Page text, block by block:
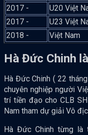
2017 - U20 Việt
2017 -
U23 Việt
2018 -
Việt Nam
Hà Đức Chinh
Hà Đức Chinh ( 22
chuyên nghiệp người
trí tiền đạo cho CLB
Nam tham dự giải Vô
Hà Đức Chinh từng là